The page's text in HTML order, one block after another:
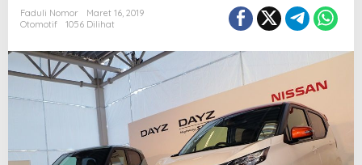
Faduli Nomor
Maret 16, 2019
Otomotif
1056 Dilihat